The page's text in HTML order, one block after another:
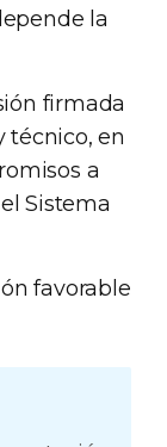
la
firmada
técnico, en
a
Sistema
favorable